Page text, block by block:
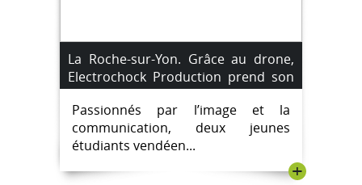
La Roche-sur-Yon. Grâce au drone,
Electrochock Production prend son
envol.
Passionnés par l’image et la
communication, deux jeunes
étudiants vendéen...
+